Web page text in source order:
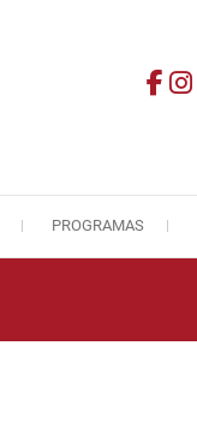
PROGRAMAS